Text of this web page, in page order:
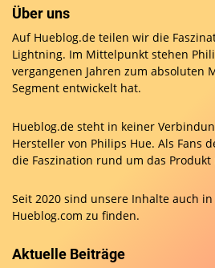
Über uns
Auf Hueblog.de teilen wir die
Lightning. Im Mittelpunkt stehen
vergangenen Jahren zum absoluten
Segment entwickelt hat.
Hueblog.de steht in keiner
Hersteller von Philips Hue. Als Fans
die Faszination rund um das
Seit 2020 sind unsere Inhalte auch
Hueblog.com zu finden.
Aktuelle Beiträge